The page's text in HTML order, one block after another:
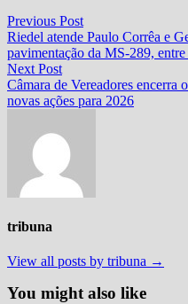
Navegação
de
Post
Previous PostPrevious
post:
Riedel atende Paulo Corrêa e
pavimentação da MS-289,
Next PostNext
post:
Câmara de Vereadores encerra
novas ações para 2026
tribuna
View all posts by tribuna →
You might also like